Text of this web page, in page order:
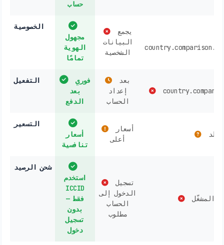
حساب
الخصوصية
مجهول
الهوية
تمامًا
البيانات
الشخصية
التفعيل
بعد
الدفع
إعداد
الحساب
التسعير
أسعار
تنافسية
أعلى
شحن الرصيد
استخدم
ICCID
فقط —
بدون
تسجيل
دخول
الدخول إلى
الحساب
مطلوب
المشغّل